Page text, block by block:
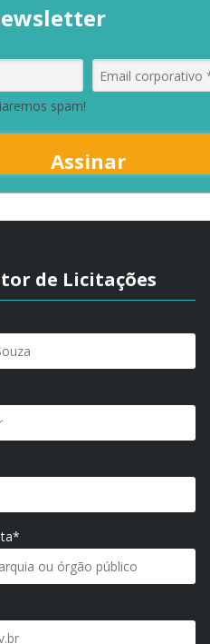
spam!
Assinar
de Licitações